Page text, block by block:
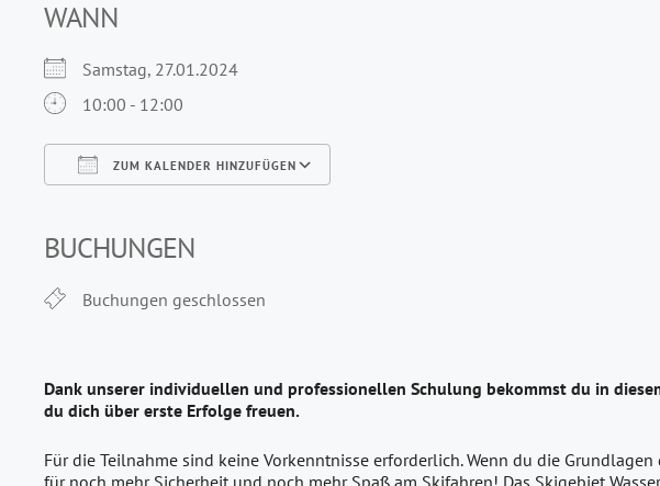
WANN
Samstag, 27.01.2024
10:00 - 12:00
ZUM KALENDER HINZUFÜGEN
BUCHUNGEN
Buchungen geschlossen
Dank unserer individuellen und professionellen Schulung bekommst du in
du dich über erste Erfolge freuen.
Für die Teilnahme sind keine Vorkenntnisse erforderlich. Wenn du die
für noch mehr Sicherheit und noch mehr Spaß am Skifahren! Das Skigebiet